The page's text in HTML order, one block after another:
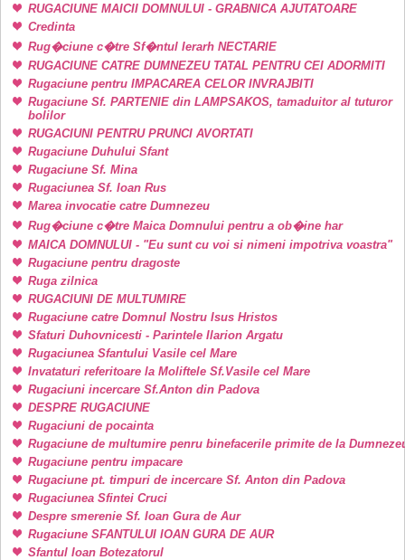
RUGACIUNE MAICII DOMNULUI - GRABNICA AJUTATOARE
Credinta
Rug�ciune c�tre Sf�ntul Ierarh NECTARIE
RUGACIUNE CATRE DUMNEZEU TATAL PENTRU CEI ADORMITI
Rugaciune pentru IMPACAREA CELOR INVRAJBITI
Rugaciune Sf. PARTENIE din LAMPSAKOS, tamaduitor al tuturor
bolilor
RUGACIUNI PENTRU PRUNCI AVORTATI
Rugaciune Duhului Sfant
Rugaciune Sf. Mina
Rugaciunea Sf. Ioan Rus
Marea invocatie catre Dumnezeu
Rug�ciune c�tre Maica Domnului pentru a ob�ine har
MAICA DOMNULUI - "Eu sunt cu voi si nimeni impotriva voastra"
Rugaciune pentru dragoste
Ruga zilnica
RUGACIUNI DE MULTUMIRE
Rugaciune catre Domnul Nostru Isus Hristos
Sfaturi Duhovnicesti - Parintele Ilarion Argatu
Rugaciunea Sfantului Vasile cel Mare
Invataturi referitoare la Moliftele Sf.Vasile cel Mare
Rugaciuni incercare Sf.Anton din Padova
DESPRE RUGACIUNE
Rugaciuni de pocainta
Rugaciune de multumire penru binefacerile primite de la
Rugaciune pentru impacare
Rugaciune pt. timpuri de incercare Sf. Anton din Padova
Rugaciunea Sfintei Cruci
Despre smerenie Sf. Ioan Gura de Aur
Rugaciune SFANTULUI IOAN GURA DE AUR
Sfantul Ioan Botezatorul